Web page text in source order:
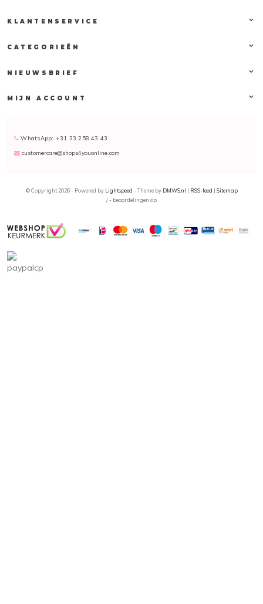
KLANTENSERVICE
CATEGORIEËN
NIEUWSBRIEF
MIJN ACCOUNT
WhatsApp: +31 33 258 43 43
customercare@shops4youonline.com
© Copyright 2026 - Powered by Lightspeed - Theme by DMWS.nl | RSS-feed | Sitemap
/- beoordelingen op